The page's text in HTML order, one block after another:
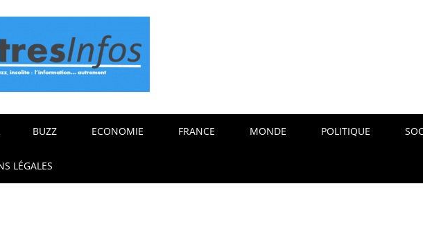
BUZZ ECONOMIE FRANCE MONDE POLITIQUE
LÉGALES